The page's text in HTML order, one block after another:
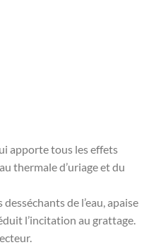
apporte tous les effets
thermale d’uriage et du
de l’eau, apaise
l’incitation au grattage.